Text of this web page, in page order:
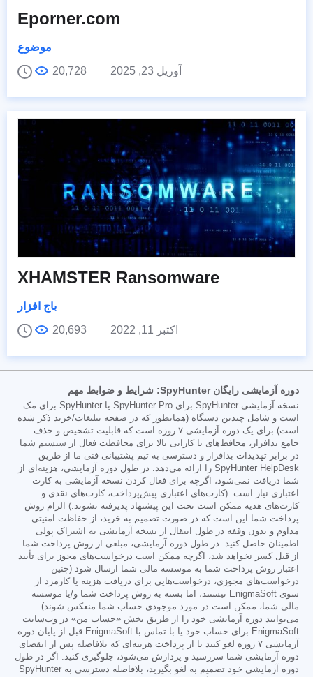
Eporner.com
موضوع
آوریل 23, 2025
20,728
XHAMSTER Ransomware
باج افزار
اکتبر 11, 2022
20,693
دوره آزمایشی رایگان SpyHunter: شرایط و ضوابط مهم
نسخه آزمایشی SpyHunter برای SpyHunter Pro یا SpyHunter برای مک
است و شامل چندین دستگاه (همانطور که در صفحه تبلیغات/خرید ذکر شده
است) برای یک دوره آزمایشی ۷ روزه است که قابلیت تشخیص و حذف
جامع بدافزار، محافظ‌های با کارایی بالا برای محافظت فعال از سیستم شما
در برابر تهدیدات بدافزار و دسترسی به تیم پشتیبانی فنی ما از طریق
SpyHunter HelpDesk را ارائه می‌دهد. در طول دوره آزمایشی، هزینه‌ای از
شما دریافت نمی‌شود، اگرچه برای فعال کردن نسخه آزمایشی به کارت
اعتباری نیاز است. (کارت‌های اعتباری پیش‌پرداخت، کارت‌های نقدی و
کارت‌های هدیه ممکن است تحت این پیشنهاد پذیرفته نشوند.) الزام روش
پرداخت شما این است که در صورت تصمیم به خرید، از حفاظت امنیتی
مداوم و بدون وقفه در طول انتقال از نسخه آزمایشی به اشتراک پولی
اطمینان حاصل کنید. در طول دوره آزمایشی، مبلغی از روش پرداخت شما
از قبل کسر نخواهد شد، اگرچه ممکن است درخواست‌های مجوز برای تأیید
اعتبار روش پرداخت شما به موسسه مالی شما ارسال شود (چنین
درخواست‌های مجوزی، درخواست‌هایی برای دریافت هزینه یا کارمزد از
سوی EnigmaSoft نیستند، اما بسته به روش پرداخت شما و/یا موسسه
مالی شما، ممکن است در مورد موجودی حساب شما منعکس شوند).
می‌توانید دوره آزمایشی خود را از طریق بخش «حساب من» در وب‌سایت
EnigmaSoft برای حساب خود یا با تماس با EnigmaSoft قبل از پایان دوره
آزمایشی ۷ روزه لغو کنید تا از پرداخت هزینه‌ای که بلافاصله پس از انقضای
دوره آزمایشی شما سررسید و پردازش می‌شود، جلوگیری کنید. اگر در طول
دوره آزمایشی خود تصمیم به لغو بگیرید، بلافاصله دسترسی به SpyHunter